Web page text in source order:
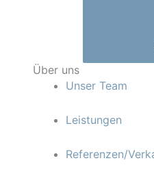
Über uns
Unser Team
Leistungen
Referenzen/